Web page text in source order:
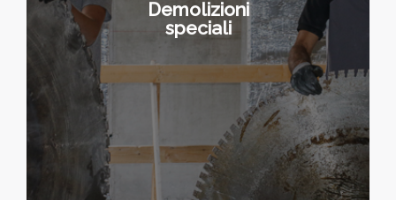
Demolizioni
speciali
Differiscono dalle demolizioni
tradizionali perché vengono
eseguite con il martello idraulico. Si
tengono monitorate le vibrazioni
prodotte che sono la principale
causa di possibili effetti collaterali.